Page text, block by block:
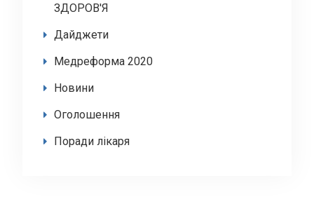
ЗДОРОВ'Я
Дайджети
Медреформа 2020
Новини
Оголошення
Поради лікаря